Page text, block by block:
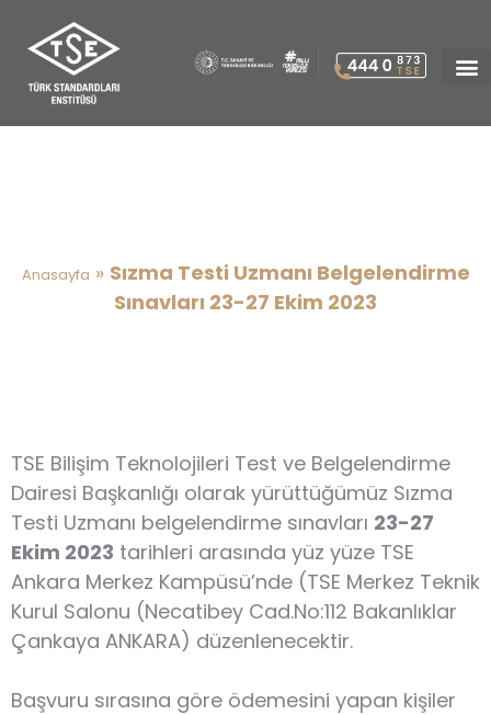
Anasayfa » Sızma Testi Uzmanı Belgelendirme
Sınavları 23-27 Ekim 2023
TSE Bilişim Teknolojileri Test ve Belgelendirme
Dairesi Başkanlığı olarak yürüttüğümüz Sızma
Testi Uzmanı belgelendirme sınavları 23-27
Ekim 2023 tarihleri arasında yüz yüze TSE
Ankara Merkez Kampüsü’nde (TSE Merkez Teknik
Kurul Salonu (Necatibey Cad.No:112 Bakanlıklar
Çankaya ANKARA) düzenlenecektir.
Başvuru sırasına göre ödemesini yapan kişiler